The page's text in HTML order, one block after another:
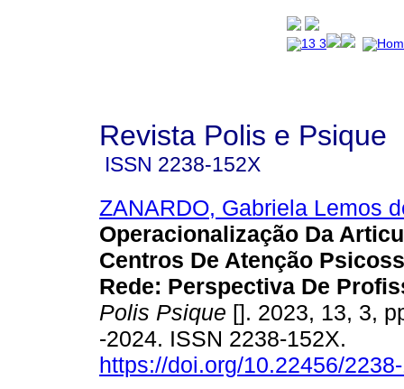
Revista Polis e Psique
ISSN 2238-152X
ZANARDO, Gabriela Lemos
Operacionalização Da
Centros De Atenção
Rede: Perspectiva De
Polis Psique []. 2023, 13, 3,
-2024. ISSN 2238-152X.
https://doi.org/10.22456/